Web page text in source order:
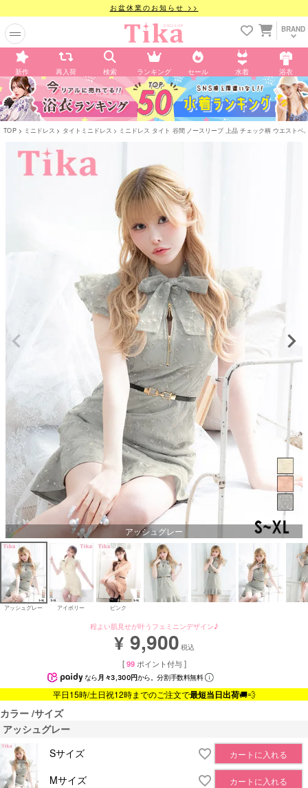
お盆休業のお知らせ >>
BRAND
新作 再入荷 検索 ランキング セール 水着 浴衣
TOP ミニドレス タイトミニドレス ミニドレス タイト 谷間 ノースリーブ 上品 チェック柄 ウエスト
アッシュグレー
アッシュグレー アイボリー ピンク
程よい肌見せが叶うフェミニンデザイン♪
¥ 9,900 税込
[ 99 ポイント付与 ]
なら月々3,300円から。分割手数料無料
平日15時/土日祝12時までのご注文で最短当日出荷🚚💨
カラー サイズ
アッシュグレー
Sサイズ
カートに入れる
Mサイズ カートに入れる